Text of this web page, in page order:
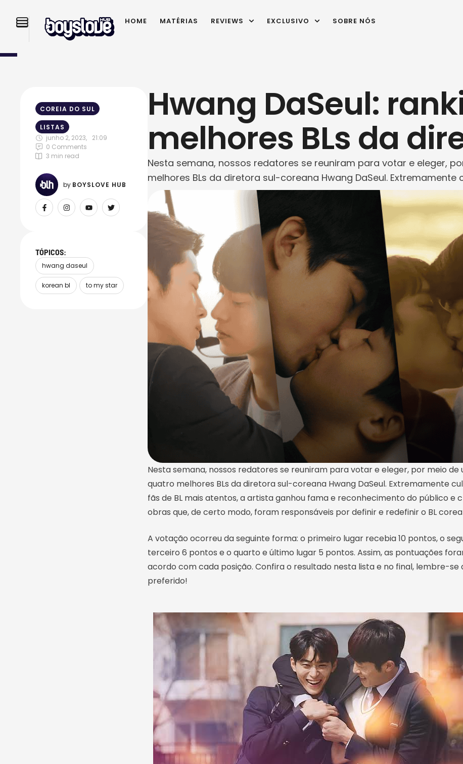
HOME MATÉRIAS REVIEWS EXCLUSIVO
SOBRE NÓS
COREIA DO SUL
LISTAS
junho 2, 2023,
21:09
0 Comments
3 min read
by BOYSLOVE HUB
TÓPICOS:
hwang daseul
korean bl to my star
Hwang DaSeul:
melhores BLs da
Nesta semana, nossos redatores se reuniram para votar e eleger,
melhores BLs da diretora sul-coreana Hwang DaSeul. Extremamente
atentos, a artista ganhou fama e reconhecimento do público e
foram responsáveis por definir e …
Nesta semana, nossos redatores se reuniram para votar e eleger, por meio de
quatro melhores BLs da diretora sul-coreana Hwang DaSeul. Extremamente
fãs de BL mais atentos, a artista ganhou fama e reconhecimento do público e
obras que, de certo modo, foram responsáveis por definir e redefinir o BL
A votação ocorreu da seguinte forma: o primeiro lugar recebia 10 pontos, o
terceiro 6 pontos e o quarto e último lugar 5 pontos. Assim, as pontuações
acordo com cada posição. Confira o resultado nesta lista e no final, lembre-se
preferido!